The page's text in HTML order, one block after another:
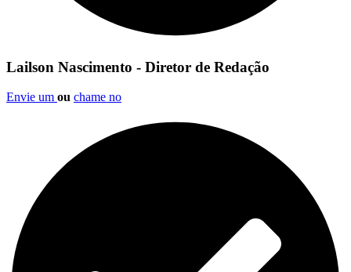
Lailson Nascimento - Diretor de Redação
Envie um ou chame no